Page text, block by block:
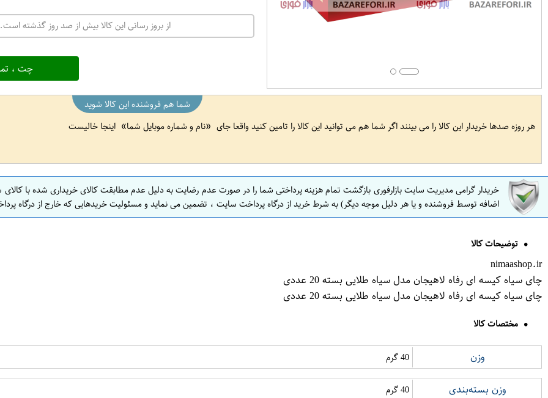
از بروز رسانی این کالا بیش از صد روز گذشته
چت ،
شما هم فروشنده این کالا شوید
هر روزه صدها خریدار این کالا را می بینند اگر شما هم می توانید این کالا را تامین کنید واقعا جای
نام و شماره موبایل شما اینجا خالیست
خریدار گرامی مدیریت سایت بازارفوری بازگشت تمام هزینه پرداختی شما را در صورت عدم رضایت به دلیل عدم مطابقت کالای خریداری شده با
اضافه توسط فروشنده و یا هر دلیل موجه دیگر) به شرط خرید از درگاه پرداخت سایت ، تضمین می نماید و مسئولیت خریدهایی که خارج از درگاه
توضیحات کالا
nimaashop.ir
چای سیاه کیسه ای رفاه لاهیجان مدل سیاه طلایی بسته 20 عددی
چای سیاه کیسه ای رفاه لاهیجان مدل سیاه طلایی بسته 20 عددی
مختصات کالا
وزن 40 گرم
وزن بسته‌بندی 40 گرم